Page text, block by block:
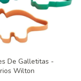
De Galletitas -
Wilton